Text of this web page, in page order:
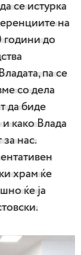
се истурка
на
години до
па се
со дела
да биде
како Влада
за нас.
храм ќе
ќе ја